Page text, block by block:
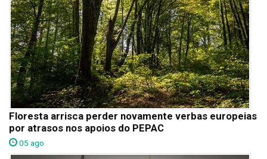
Floresta arrisca perder novamente verbas europeias
por atrasos nos apoios do PEPAC
05 ago